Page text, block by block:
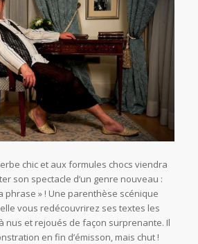
chic et aux formules chocs viendra
son spectacle d’un genre nouveau :
phrase » ! Une parenthèse scénique
vous redécouvrirez ses textes les
nus et rejoués de façon surprenante. Il
en fin d’émisson, mais chut !